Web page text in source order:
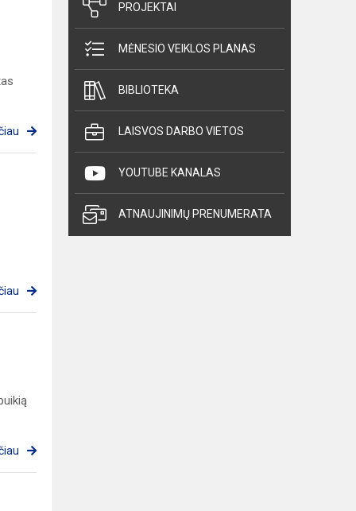
PROJEKTAI
MĖNESIO VEIKLOS PLANAS
BIBLIOTEKA
LAISVOS DARBO VIETOS
YOUTUBE KANALAS
ATNAUJINIMŲ PRENUMERATA